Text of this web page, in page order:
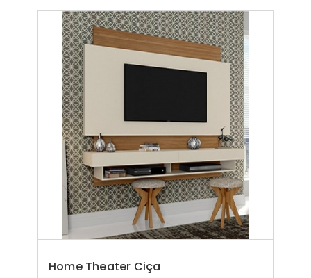
Home Theater Ciça